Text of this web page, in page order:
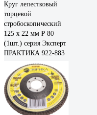
Круг лепестковый
торцевой
стробоскопический
125 х 22 мм Р 80
(1шт.) серия Эксперт
ПРАКТИКА 922-883